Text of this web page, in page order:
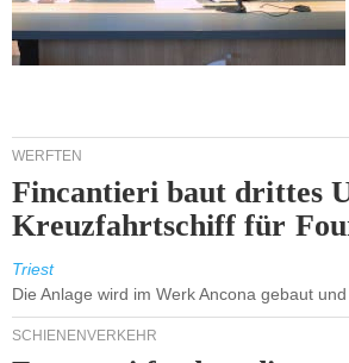
WERFTEN
Fincantieri baut drittes
Kreuzfahrtschiff für
Triest
Die Anlage wird im Werk Ancona gebaut
SCHIENENVERKEHR